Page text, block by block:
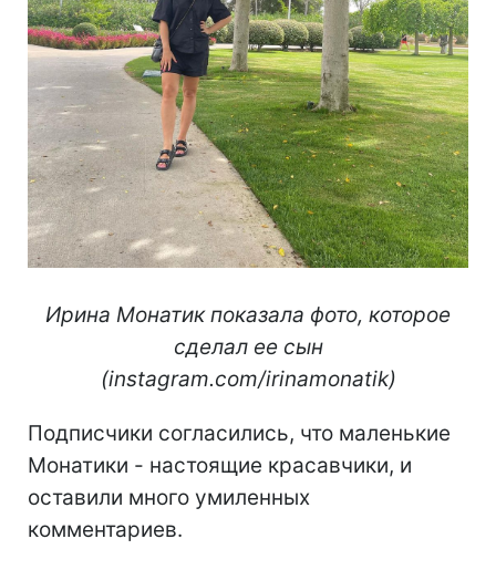
Ирина Монатик показала фото, которое
сделал ее сын
(instagram.com/irinamonatik)
Подписчики согласились, что маленькие
Монатики - настоящие красавчики, и
оставили много умиленных
комментариев.